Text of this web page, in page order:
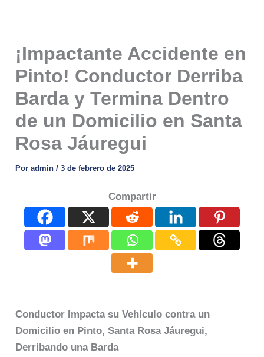
¡Impactante Accidente en
Pinto! Conductor Derriba
Barda y Termina Dentro
de un Domicilio en Santa
Rosa Jáuregui
Poradmin/3 de febrero de 2025
Compartir
Conductor Impacta su Vehículo contra un
Domicilio en Pinto, Santa Rosa Jáuregui,
Derribando una Barda